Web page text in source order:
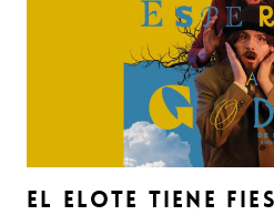
EL ELOTE TIENE